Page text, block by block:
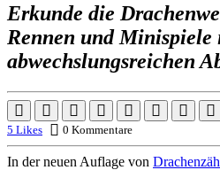
Erkunde die
Rennen und Minispiele
abwechslungsreichen
5 Likes
0 Kommentare
In der neuen Auflage von